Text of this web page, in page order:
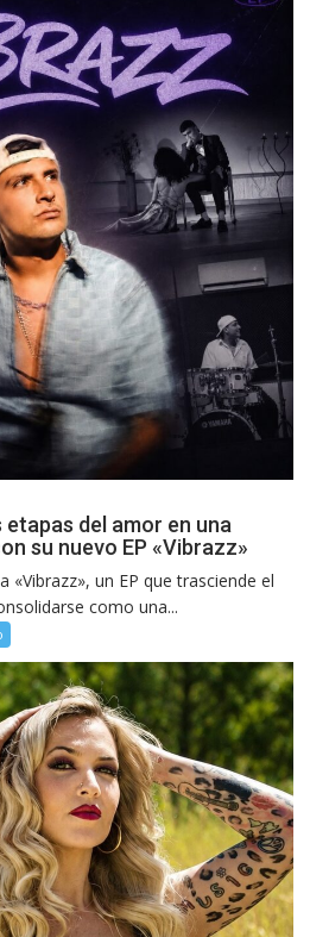
del amor en una
su nuevo EP «Vibrazz»
«Vibrazz», un EP que trasciende el
como una...